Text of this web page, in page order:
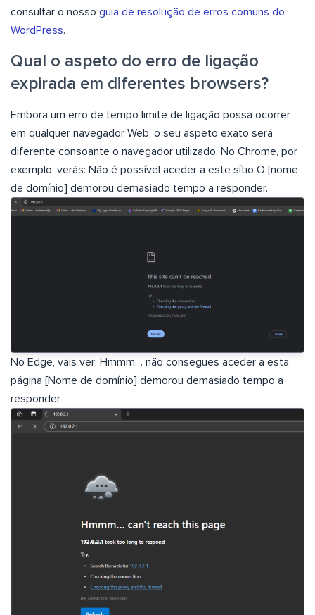
consultar o nosso guia de resolução de erros comuns do
WordPress.
Qual o aspeto do erro de ligação
expirada em diferentes browsers?
Embora um erro de tempo limite de ligação possa ocorrer
em qualquer navegador Web, o seu aspeto exato será
diferente consoante o navegador utilizado. No Chrome, por
exemplo, verás: Não é possível aceder a este sítio O [nome
de domínio] demorou demasiado tempo a responder.
No Edge, vais ver: Hmmm… não consegues aceder a esta
página [Nome de domínio] demorou demasiado tempo a
responder